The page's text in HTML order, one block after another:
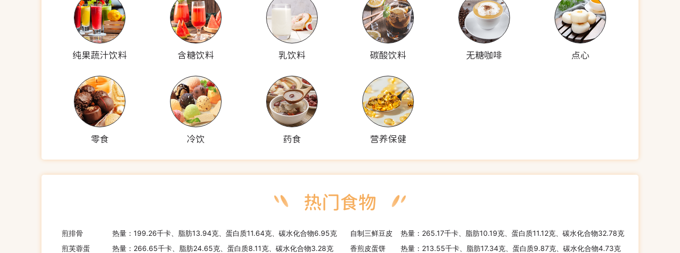
纯果蔬汁饮料 含糖饮料 乳饮料 碳酸饮料 无糖咖啡 点心
零食 冷饮 药食 营养保健
煎排骨 热量：199.26千卡、脂肪13.94克、蛋白质11.64克、碳水化合物6.95克 自制三鲜豆皮
热量：265.17千卡、脂肪10.19克、蛋白质11.12克、碳水化合物32.78克
煎芙蓉蛋
热量：266.65千卡、脂肪24.65克、蛋白质8.11克、碳水化合物3.28克 香煎皮蛋饼
热量：213.55千卡、脂肪17.34克、蛋白质9.87克、碳水化合物4.73克